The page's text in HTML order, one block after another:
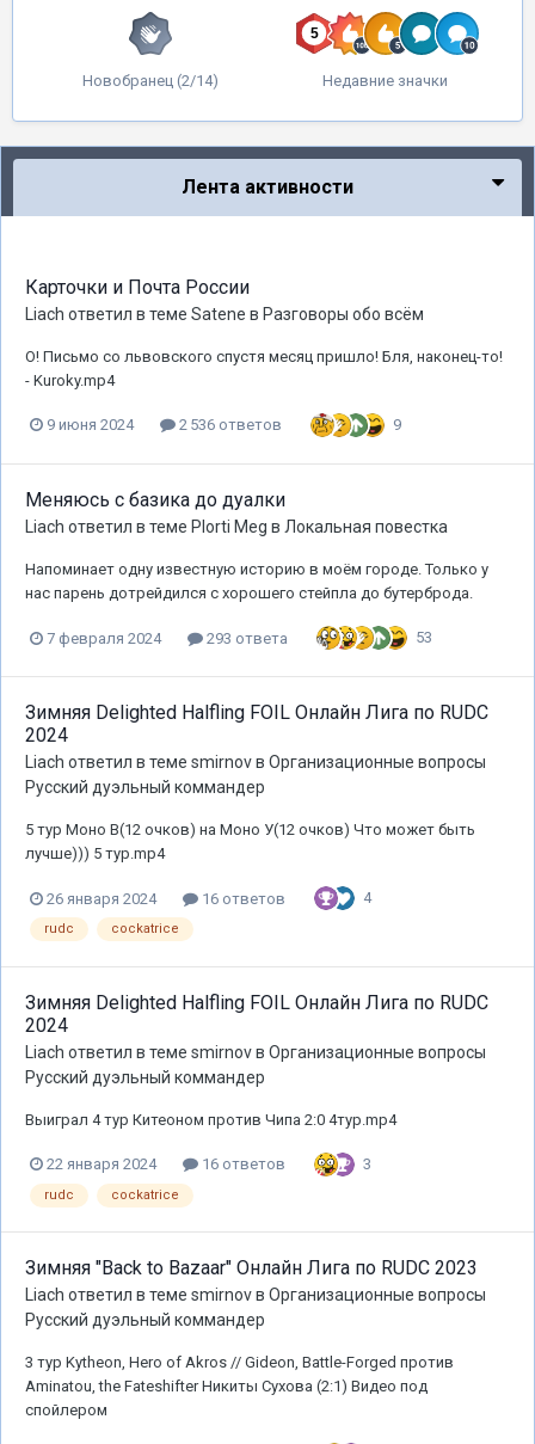
Новобранец (2/14) Недавние значки
Лента активности
Карточки и Почта России
Liach ответил в теме Satene в Разговоры обо всём
О! Письмо со львовского спустя месяц пришло! Бля, наконец-то!
- Kuroky.mp4
9 июня 2024 2 536 ответов 9
Меняюсь с базика до дуалки
Liach ответил в теме Plorti Meg в Локальная повестка
Напоминает одну известную историю в моём городе. Только у
нас парень дотрейдился с хорошего стейпла до бутерброда.
7 февраля 2024 293 ответа 53
Зимняя Delighted Halfling FOIL Онлайн Лига по RUDC
2024
Liach ответил в теме smirnovв Организационные вопросы
Русский дуэльный коммандер
5 тур Моно В(12 очков) на Моно У(12 очков) Что может быть
лучше))) 5 тур.mp4
26 января 2024 16 ответов 4
rudc cockatrice
Зимняя Delighted Halfling FOIL Онлайн Лига по RUDC
2024
Liach ответил в теме smirnovв Организационные вопросы
Русский дуэльный коммандер
Выиграл 4 тур Китеоном против Чипа 2:0 4тур.mp4
22 января 2024 16 ответов 3
rudc cockatrice
Зимняя "Back to Bazaar" Онлайн Лига по RUDC 2023
Liach ответил в теме smirnovв Организационные вопросы
Русский дуэльный коммандер
3 тур Kytheon, Hero of Akros // Gideon, Battle-Forged против
Aminatou, the Fateshifter Никиты Сухова (2:1) Видео под
спойлером